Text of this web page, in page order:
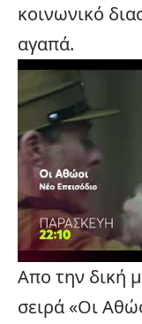
κοινωνικό
αγαπά.
Απο την δική
σειρά «Οι